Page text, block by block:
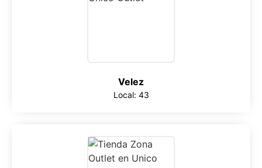
Velez
Local: 43